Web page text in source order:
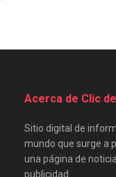
Acerca de Clic
Sitio digital de
mundo que surge a
una página de
publicidad.